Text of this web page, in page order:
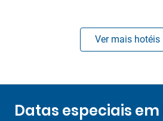
Ver mais hotéis
Datas especiais em